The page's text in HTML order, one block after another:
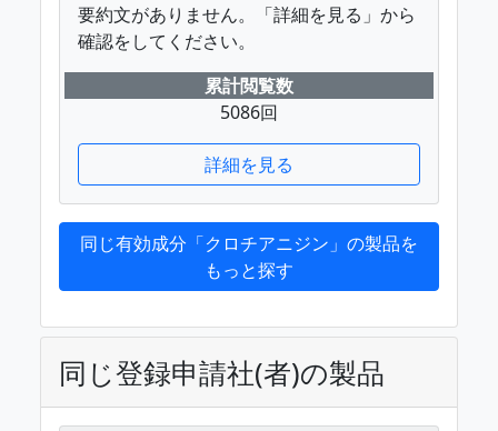
要約文がありません。「詳細を見る」から
確認をしてください。
累計閲覧数
5086回
詳細を見る
同じ有効成分「クロチアニジン」の製品を
もっと探す
同じ登録申請社(者)の製品